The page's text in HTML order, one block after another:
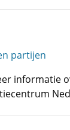
partijen
informatie